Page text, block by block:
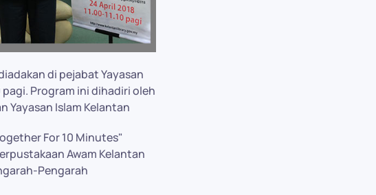
di pejabat Yayasan
pagi. Program ini dihadiri oleh
Yayasan Islam Kelantan
For 10 Minutes"
Awam Kelantan
Pengarah